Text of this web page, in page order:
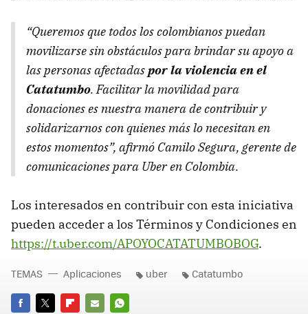
“Queremos que todos los colombianos puedan
movilizarse sin obstáculos para brindar su apoyo a
las personas afectadaspor la violencia en el
Catatumbo. Facilitar la movilidad para
donaciones es nuestra manera de contribuir y
solidarizarnos con quienes más lo necesitan en
estos momentos”, afirmó Camilo Segura, gerente de
comunicaciones para Uber en Colombia.
Los interesados en contribuir con esta iniciativa
pueden acceder a los Términos y Condiciones en
https://t.uber.com/APOYOCATATUMBOBOG.
TEMAS Aplicaciones uber Catatumbo